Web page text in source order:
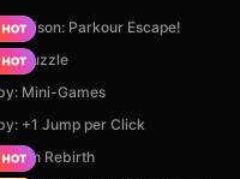
Prison: Parkour Escape!
Puzzle
Mini-Games
+1 Jump per Click
Rebirth